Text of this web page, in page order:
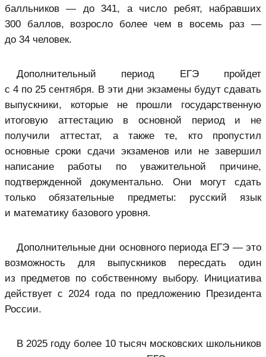
балльников — до 341, а число ребят, набравших
300 баллов, возросло более чем в восемь раз —
до 34 человек.
Дополнительный период ЕГЭ пройдет
с 4 по 25 сентября. В эти дни экзамены будут сдавать
выпускники, которые не прошли государственную
итоговую аттестацию в основной период и не
получили аттестат, а также те, кто пропустил
основные сроки сдачи экзаменов или не завершил
написание работы по уважительной причине,
подтвержденной документально. Они могут сдать
только обязательные предметы: русский язык
и математику базового уровня.
Дополнительные дни основного периода ЕГЭ — это
возможность для выпускников пересдать один
из предметов по собственному выбору. Инициатива
действует с 2024 года по предложению Президента
России.
В 2025 году более 10 тысяч московских школьников